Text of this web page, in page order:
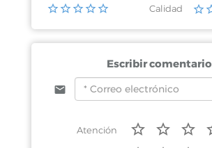
Calidad
Escribir comentario
Atención